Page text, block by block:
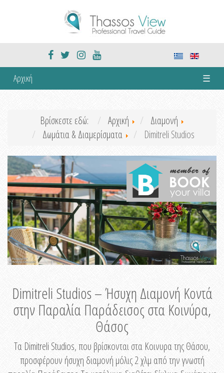
Αρχική ☰
Βρίσκεστε εδώ: Αρχική
Διαμονή
Δωμάτια & Διαμερίσματα
Dimitreli Studios
Dimitreli Studios – Ήσυχη Διαμονή Κοντά
στην Παραλία Παράδεισος στα Κοινύρα,
Θάσος
Τα Dimitreli Studios, που βρίσκονται στα Κοινυρα της Θάσου,
προσφέρουν ήσυχη διαμονή μόλις 2 χλμ από την γνωστή